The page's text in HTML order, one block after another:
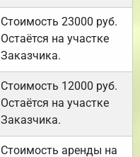
Стоимость 23000 руб.
Остаётся на участке
Заказчика.
Стоимость 12000 руб.
Остаётся на участке
Заказчика.
Стоимость аренды на